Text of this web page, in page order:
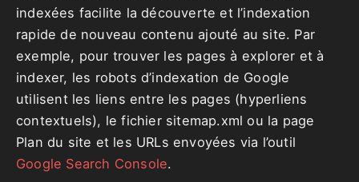
indexées facilite la découverte et l’indexation
rapide de nouveau contenu ajouté au site. Par
exemple, pour trouver les pages à explorer et à
indexer, les robots d’indexation de Google
utilisent les liens entre les pages (hyperliens
contextuels), le fichier sitemap.xml ou la page
Plan du site et les URLs envoyées via l’outil
Google Search Console.